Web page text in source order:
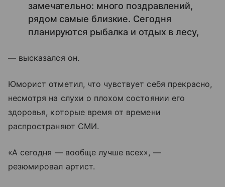
замечательно: много поздравлений,
рядом самые близкие. Сегодня
планируются рыбалка и отдых в лесу,
— высказался он.
Юморист отметил, что чувствует себя прекрасно,
несмотря на слухи о плохом состоянии его
здоровья, которые время от времени
распространяют СМИ.
«А сегодня — вообще лучше всех», —
резюмировал артист.